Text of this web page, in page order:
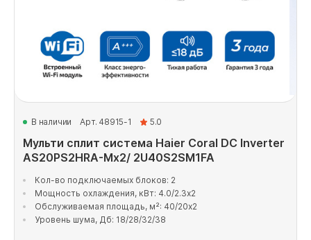
В наличии Арт. 48915-1 5.0
Мульти сплит система Haier Coral DC Inverter
AS20PS2HRA-Mx2/ 2U40S2SM1FA
Кол-во подключаемых блоков: 2
Мощность охлаждения, кВт: 4.0/2.3x2
Обслуживаемая площадь, м²: 40/20x2
Уровень шума, Дб: 18/28/32/38